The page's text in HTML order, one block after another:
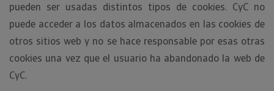
pueden ser usadas distintos tipos de cookies. CyC no
puede acceder a los datos almacenados en las cookies de
otros sitios web y no se hace responsable por esas otras
cookies una vez que el usuario ha abandonado la web de
CyC.